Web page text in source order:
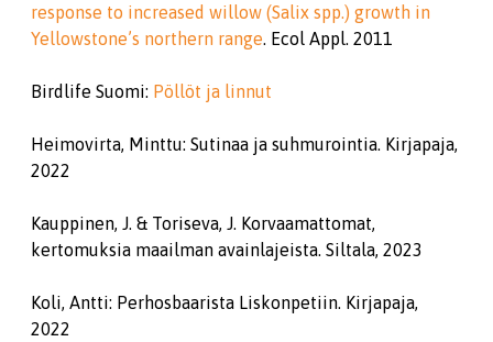
response to increased willow (Salix spp.) growth in
Yellowstone’s northern range. Ecol Appl. 2011
Birdlife Suomi: Pöllöt ja linnut
Heimovirta, Minttu: Sutinaa ja suhmurointia. Kirjapaja,
2022
Kauppinen, J. & Toriseva, J. Korvaamattomat,
kertomuksia maailman avainlajeista. Siltala, 2023
Koli, Antti: Perhosbaarista Liskonpetiin. Kirjapaja,
2022